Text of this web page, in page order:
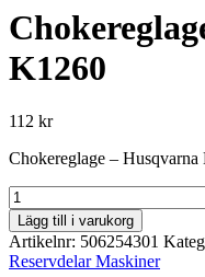
K1260
112 kr
Chokereglage –
Chokereglage
-
Husqvarna
K1260
mängd
Lägg till i varukorg
Artikelnr: 506254301
Reservdelar Maskiner